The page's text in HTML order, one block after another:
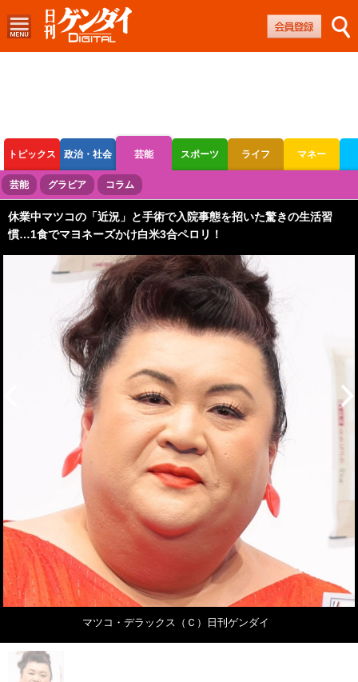
トピックス 政治・社会 芸能 スポーツ ライフ マネー
ボートレース 競輪 オートレース
芸能 グラビア コラム
休業中マツコの「近況」と手術で入院事態を招いた驚きの生活習
慣…1食でマヨネーズかけ白米3合ペロリ！
マツコ・デラックス（Ｃ）日刊ゲンダイ